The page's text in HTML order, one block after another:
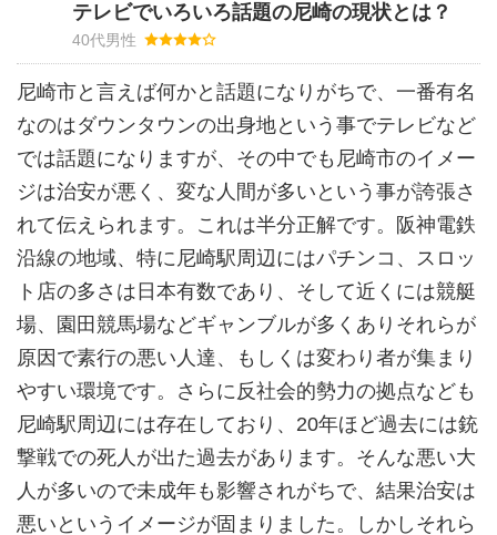
テレビでいろいろ話題の尼崎の現状とは？
40代男性
尼崎市と言えば何かと話題になりがちで、一番有名
なのはダウンタウンの出身地という事でテレビなど
では話題になりますが、その中でも尼崎市のイメー
ジは治安が悪く、変な人間が多いという事が誇張さ
れて伝えられます。これは半分正解です。阪神電鉄
沿線の地域、特に尼崎駅周辺にはパチンコ、スロッ
ト店の多さは日本有数であり、そして近くには競艇
場、園田競馬場などギャンブルが多くありそれらが
原因で素行の悪い人達、もしくは変わり者が集まり
やすい環境です。さらに反社会的勢力の拠点なども
尼崎駅周辺には存在しており、20年ほど過去には銃
撃戦での死人が出た過去があります。そんな悪い大
人が多いので未成年も影響されがちで、結果治安は
悪いというイメージが固まりました。しかしそれら